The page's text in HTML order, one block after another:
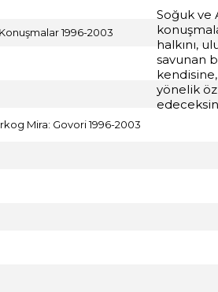
Soğuk ve
halkını,
savunan
yönelik öz
Konuşmalar 1996-2003
Mira: Govori 1996-2003